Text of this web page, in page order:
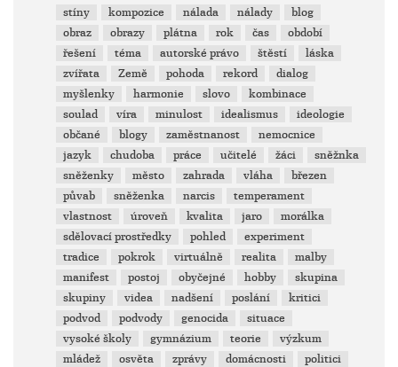
stíny
kompozice nálada nálady
blog
obraz
obrazy plátna rok čas
období
řešení
téma autorské právo štěstí
láska
zvířata
Země pohoda rekord
dialog
myšlenky
harmonie slovo
kombinace
soulad
víra minulost idealismus
ideologie
občané
blogy zaměstnanost
nemocnice
jazyk
chudoba práce učitelé žáci
sněžnka
sněženky
město zahrada vláha
březen
půvab
sněženka narcis
temperament
vlastnost
úroveň kvalita jaro
morálka
sdělovací prostředky
pohled
experiment
tradice
pokrok virtuálně realita
malby
manifest
postoj obyčejné hobby
skupina
skupiny
videa nadšení poslání
kritici
podvod
podvody genocida
situace
vysoké školy
gymnázium teorie
výzkum
mládež
osvěta zprávy domácnosti
politici